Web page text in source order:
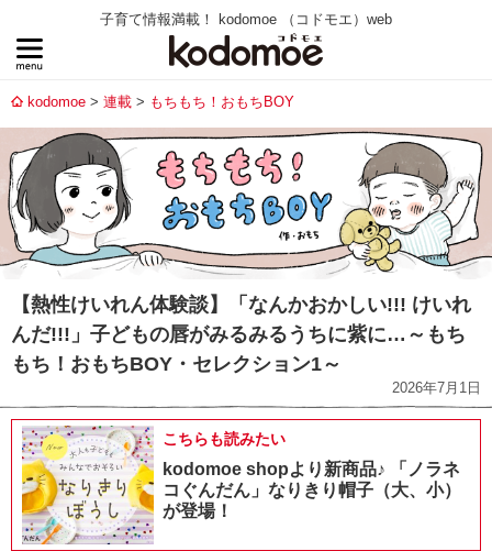
子育て情報満載！ kodomoe （コドモエ）web
kodomoe 連載 もちもち！おもちBOY
【熱性けいれん体験談】「なんかおかしい!!! けいれ
んだ!!!」子どもの唇がみるみるうちに紫に…～もち
もち！おもちBOY・セレクション1～
2026年7月1日
こちらも読みたい
kodomoe shopより新商品♪ 「ノラネ
コぐんだん」なりきり帽子（大、小）
が登場！